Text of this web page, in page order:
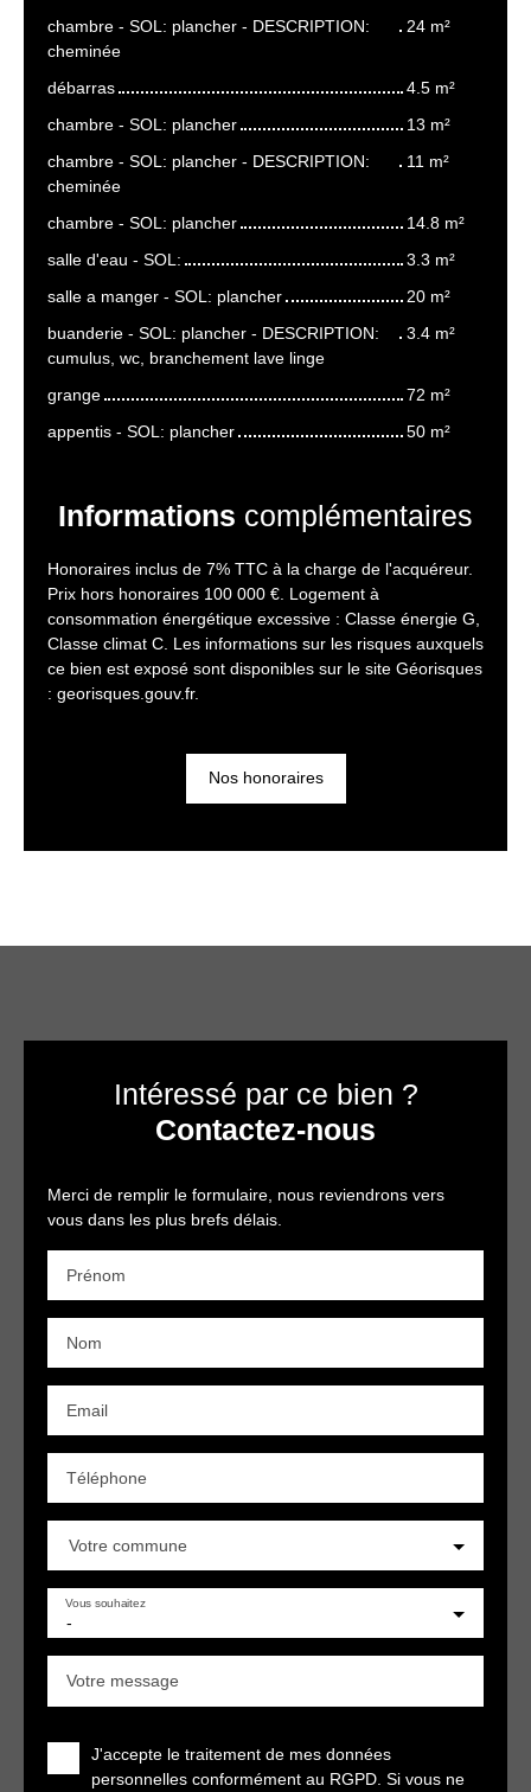
chambre - SOL: plancher - DESCRIPTION:
cheminée
24 m²
débarras
4.5 m²
chambre - SOL: plancher
13 m²
chambre - SOL: plancher - DESCRIPTION:
cheminée
11 m²
chambre - SOL: plancher
14.8 m²
salle d'eau - SOL:
3.3 m²
salle a manger - SOL: plancher
20 m²
buanderie - SOL: plancher - DESCRIPTION:
cumulus, wc, branchement lave linge
3.4 m²
grange
72 m²
appentis - SOL: plancher
50 m²
Informations complémentaires
Honoraires inclus de 7% TTC à la charge de l'acquéreur.
Prix hors honoraires 100 000 €. Logement à
consommation énergétique excessive : Classe énergie G,
Classe climat C. Les informations sur les risques auxquels
ce bien est exposé sont disponibles sur le site Géorisques
: georisques.gouv.fr.
Nos honoraires
Intéressé par ce bien ?
Contactez-nous
Merci de remplir le formulaire, nous reviendrons vers
vous dans les plus brefs délais.
Prénom
Nom
Email
Téléphone
Votre commune
-
Vous souhaitez
Votre message
J'accepte le traitement de mes données
personnelles conformément au RGPD. Si vous ne